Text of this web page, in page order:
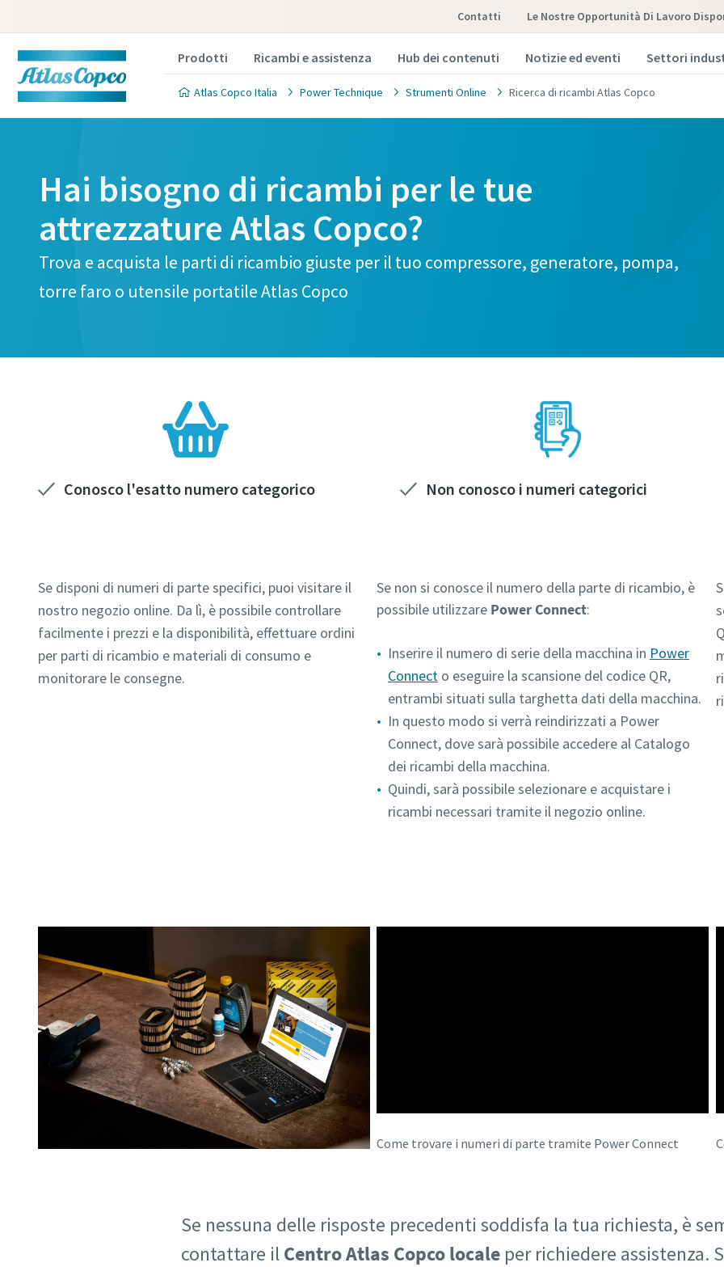
Contatti Le Nostre Opportunità Di Lavoro
Prodotti Ricambi e assistenza Hub dei contenuti Notizie ed eventi Settori
Atlas Copco Italia Power Technique Strumenti Online Ricerca di ricambi Atlas Copco
Hai bisogno di ricambi per le tue
attrezzature Atlas Copco?
Trova e acquista le parti di ricambio giuste per il tuo compressore, generatore, pompa,
torre faro o utensile portatile Atlas Copco
Conosco l'esatto numero categorico Non conosco i numeri categorici
Se disponi di numeri di parte specifici, puoi visitare il
nostro negozio online. Da lì, è possibile controllare
facilmente i prezzi e la disponibilità, effettuare ordini
per parti di ricambio e materiali di consumo e
monitorare le consegne.
Se non si conosce il numero della parte di ricambio, è
possibile utilizzare Power Connect:
Inserire il numero di serie della macchina in Power
Connecto eseguire la scansione del codice QR,
entrambi situati sulla targhetta dati della macchina.
In questo modo si verrà reindirizzati a Power
Connect, dove sarà possibile accedere al Catalogo
dei ricambi della macchina.
Quindi, sarà possibile selezionare e acquistare i
ricambi necessari tramite il negozio online.
Come trovare i numeri di parte tramite Power Connect
Se nessuna delle risposte precedenti soddisfa la tua richiesta, è
contattare ilCentro Atlas Copco locale per richiedere assistenza.